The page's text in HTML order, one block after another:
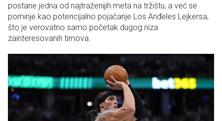
postane jedna od najtraženijih meta na tržištu, a već se
pominje kao potencijalno pojačanje Los Anđeles Lejkersa,
što je verovatno samo početak dugog niza
zainteresovanih timova.